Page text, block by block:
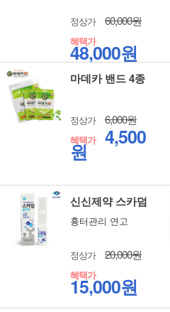
정상가 60,000원
혜택가
48,000원
마데카 밴드 4종 선
정상가 6,000원
혜택가 4,500
원
신신제약 스카덤 울
흉터관리 연고
정상가 20,000원
혜택가
15,000원